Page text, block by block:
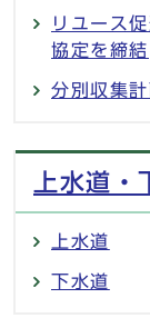
リユース
協定を締結
分別収集
上水道・
上水道
下水道